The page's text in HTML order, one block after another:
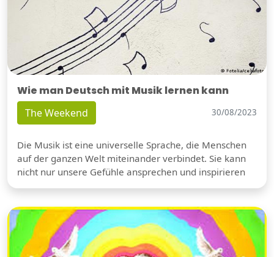
Wie man Deutsch mit Musik lernen kann
The Weekend 30/08/2023
Die Musik ist eine universelle Sprache, die Menschen
auf der ganzen Welt miteinander verbindet. Sie kann
nicht nur unsere Gefühle ansprechen und inspirieren